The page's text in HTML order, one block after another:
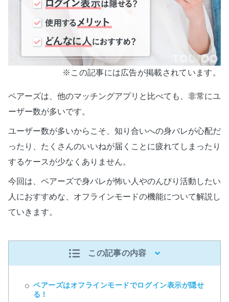
※この記事には広告が掲載されています。
ペアーズは、他のマッチングアプリと比べても、非常にユ
ーザー数が多いです。
ユーザー数が多いからこそ、知り合いへの身バレが心配だ
ったり、たくさんのいいねが届くことに疲れてしまったり
するケースが少なくありません。
今回は、ペアーズで身バレが怖い人やのんびり活動したい
人におすすめな、オフラインモードの機能について解説し
ていきます。
この記事の内容
ペアーズはオフラインモードでログイン表示が隠せ
る！